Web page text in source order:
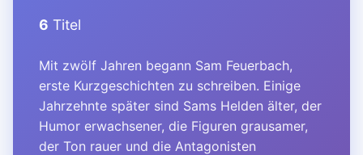
6 Titel
Mit zwölf Jahren begann Sam Feuerbach,
erste Kurzgeschichten zu schreiben. Einige
Jahrzehnte später sind Sams Helden älter, der
Humor erwachsener, die Figuren grausamer,
der Ton rauer und die Antagonisten